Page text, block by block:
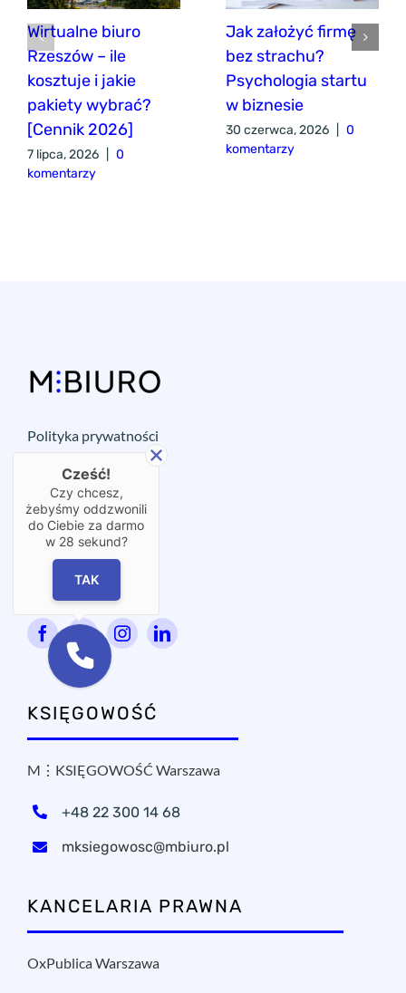
Wirtualne biuro
Rzeszów – ile
kosztuje i jakie
pakiety wybrać?
[Cennik 2026]
7 lipca, 2026
0
komentarzy
Jak założyć firmę
bez strachu?
Psychologia startu
w biznesie
30 czerwca, 2026
0
komentarzy
Polityka prywatności
Ochrona sygnalistów
Wirtualne biuro
OX⋮START
Współpraca
KSIĘGOWOŚĆ
M⋮KSIĘGOWOŚĆ Warszawa
+48 22 300 14 68
mksiegowosc@mbiuro.pl
KANCELARIA PRAWNA
OxPublica Warszawa
Cześć!
Czy chcesz,
żebyśmy oddzwonili
do Ciebie za darmo
w 28 sekund?
TAK